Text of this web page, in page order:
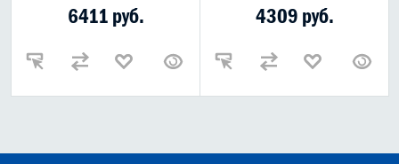
ИНДУСТРИАЛЬНЫЕ МАСЛА
6411 руб. 4309 руб.